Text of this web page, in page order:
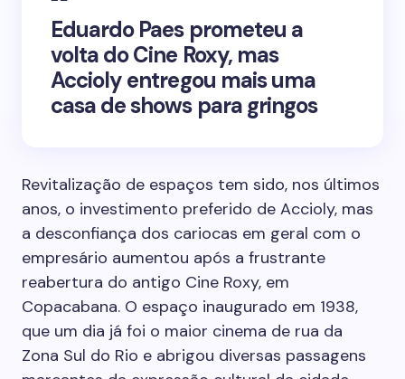
Eduardo Paes prometeu a
volta do Cine Roxy, mas
Accioly entregou mais uma
casa de shows para gringos
Revitalização de espaços tem sido, nos últimos
anos, o investimento preferido de Accioly, mas
a desconfiança dos cariocas em geral com o
empresário aumentou após a frustrante
reabertura do antigo Cine Roxy, em
Copacabana. O espaço inaugurado em 1938,
que um dia já foi o maior cinema de rua da
Zona Sul do Rio e abrigou diversas passagens